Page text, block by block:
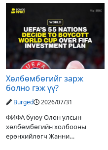
Дарьгангын Ганга нуурыг
сэргээн, хамгаалах төслийг
улсын төсвийн хөрөнгө
оруулалтаар хийж буй.
Төслийн
Хөлбөмбөгийг зарж
болно гэж үү?
Burged 2026/07/31
ФИФА буюу Олон улсын
хөлбөмбөгийн холбооны
ерөнхийлөгч Жанни